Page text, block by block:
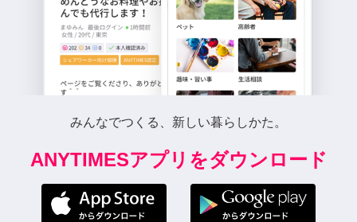
みんなでつくる、新しい暮らしかた。
ANYTIMESアプリをダウンロード